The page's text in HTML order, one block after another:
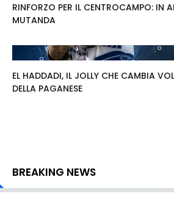
RINFORZO PER IL CENTROCAMPO: IN
MUTANDA
EL HADDADI, IL JOLLY CHE CAMBIA
DELLA PAGANESE
BREAKING NEWS